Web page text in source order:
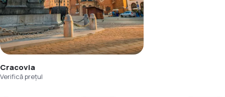
Cracovia
Verifică prețul